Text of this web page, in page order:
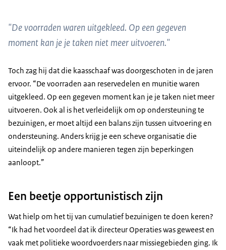
"De voorraden waren uitgekleed. Op een gegeven
moment kan je je taken niet meer uitvoeren."
Toch zag hij dat die kaasschaaf was doorgeschoten in de jaren
ervoor. “De voorraden aan reservedelen en munitie waren
uitgekleed. Op een gegeven moment kan je je taken niet meer
uitvoeren. Ook al is het verleidelijk om op ondersteuning te
bezuinigen, er moet altijd een balans zijn tussen uitvoering en
ondersteuning. Anders krijg je een scheve organisatie die
uiteindelijk op andere manieren tegen zijn beperkingen
aanloopt.”
Een beetje opportunistisch zijn
Wat hielp om het tij van cumulatief bezuinigen te doen keren?
“Ik had het voordeel dat ik directeur Operaties was geweest en
vaak met politieke woordvoerders naar missiegebieden ging. Ik